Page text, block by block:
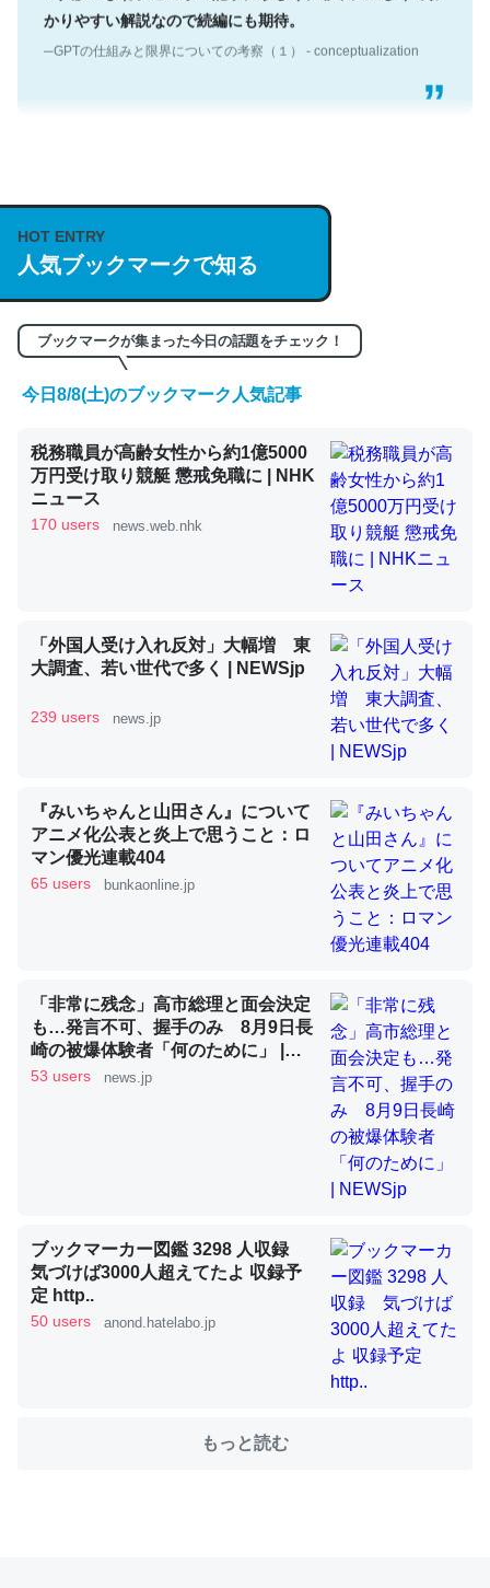
かりやすい解説なので続編にも期待。
─GPTの仕組みと限界についての考察（１） - conceptualization
説してる記事が少ないので貴重な良記事。/続編来た
https://isobe324649.hatenablog.com/entry/2023/03/27
/064121
─GPTの仕組みと限界についての考察（１） - conceptualization
くらい。小説でいう「ずっと前の伏線」は回収されないけ
ど、短期記憶というには多い分量。進化すればするほど分
かりやすく強くなりそう
─GPTの仕組みと限界についての考察（１） - conceptualization
昆虫ってカルシウム少ないのか。知らんかった。調べたら
コオロギのカルシウム分はエビの600分の1程度。
─ニュース :: 【研究発表】昆虫学の大問題＝「昆虫はなぜ海にいな
論文では「淡水はカルシウムも酸素も不足してて両方に不
利だから両方が拮抗してるのでは」とあって面白い。海に
いる鋏角類（カブトガニ・ウミグモ）はカルシウムを使わ
─ニュース :: 【研究発表】昆虫学の大問題＝「昆虫はなぜ海にいな
いのか」に関する新仮説
これを元に考えるとカルシウムを大量に使う脊椎動物と貝
類は苦労してるんだな…。腹足類だと殻を無くしてナメク
─ニュース :: 【研究発表】昆虫学の大問題＝「昆虫はなぜ海にいな
いのか」に関する新仮説
ちぼちRingも置こうかと画策中。あと、Googleマップで
HOT ENTRY
人気ブックマークで知る
ブックマークが集まった今日の話題をチェック！
今日8/8(土)のブックマーク人気記事
税務職員が高齢女性から約1億5000
万円受け取り競艇 懲戒免職に | NHK
ニュース
170 users news.web.nhk
「外国人受け入れ反対」大幅増 東
大調査、若い世代で多く | NEWSjp
239 users news.jp
『みいちゃんと山田さん』について
アニメ化公表と炎上で思うこと：ロ
マン優光連載404
65 users bunkaonline.jp
「非常に残念」高市総理と面会決定
も…発言不可、握手のみ 8月9日長
崎の被爆体験者「何のために」 |
NEWSjp
53 users news.jp
ブックマーカー図鑑 3298 人収録
気づけば3000人超えてたよ 収録予
定 http..
50 users anond.hatelabo.jp
もっと読む